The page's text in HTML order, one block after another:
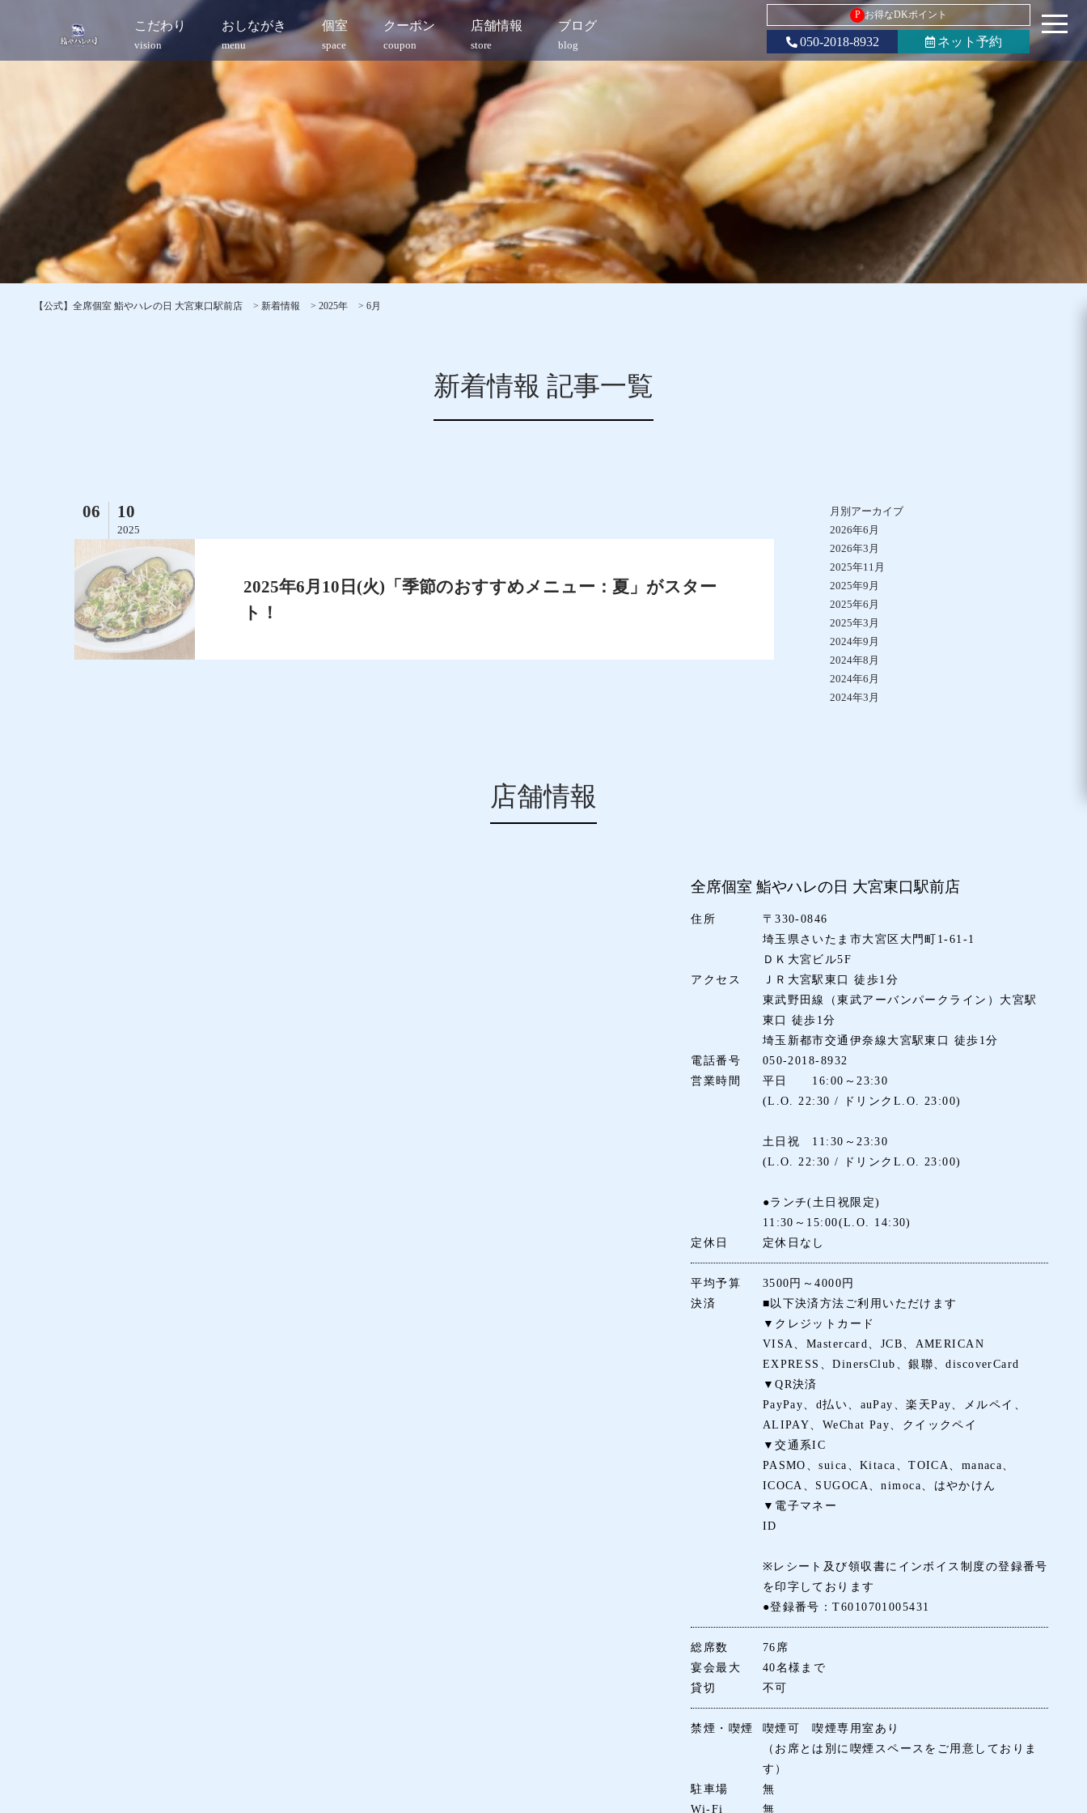
こだわり
vision
おしながき
menu
個室
space
クーポン
coupon
店舗情報
store
ブログ
blog
P お得なDKポイント
050-2018-8932 ネット予約
【公式】全席個室 鮨やハレの日 大宮東口駅前店 > 新着情報 > 2025年 > 6月
新着情報 記事一覧
06 10
2025
2025年6月10日(火)「季節のおすすめメニュー：夏」がスター
ト！
月別アーカイブ
2026年6月
2026年3月
2025年11月
2025年9月
2025年6月
2025年3月
2024年9月
2024年8月
2024年6月
2024年3月
店舗情報
全席個室 鮨やハレの日 大宮東口駅前店
住所
〒330-0846
埼玉県さいたま市大宮区大門町1-61-1
ＤＫ大宮ビル5F
アクセス
ＪＲ大宮駅東口 徒歩1分
東武野田線（東武アーバンパークライン）大宮駅
東口 徒歩1分
埼玉新都市交通伊奈線大宮駅東口 徒歩1分
電話番号
050-2018-8932
営業時間
平日 16:00～23:30
(L.O. 22:30 / ドリンクL.O. 23:00)
土日祝 11:30～23:30
(L.O. 22:30 / ドリンクL.O. 23:00)
●ランチ(土日祝限定)
11:30～15:00(L.O. 14:30)
定休日
定休日なし
平均予算
3500円～4000円
決済
■以下決済方法ご利用いただけます
▼クレジットカード
VISA、Mastercard、JCB、AMERICAN
EXPRESS、DinersClub、銀聯、discoverCard
▼QR決済
PayPay、d払い、auPay、楽天Pay、メルペイ、
ALIPAY、WeChat Pay、クイックペイ
▼交通系IC
PASMO、suica、Kitaca、TOICA、manaca、
ICOCA、SUGOCA、nimoca、はやかけん
▼電子マネー
ID
※レシート及び領収書にインボイス制度の登録番号
を印字しております
●登録番号：T6010701005431
総席数
76席
宴会最大
40名様まで
貸切
不可
禁煙・喫煙
喫煙可 喫煙専用室あり
（お席とは別に喫煙スペースをご用意しておりま
す）
駐車場
無
Wi-Fi
無